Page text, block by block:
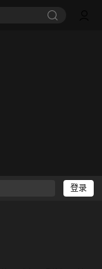
登录